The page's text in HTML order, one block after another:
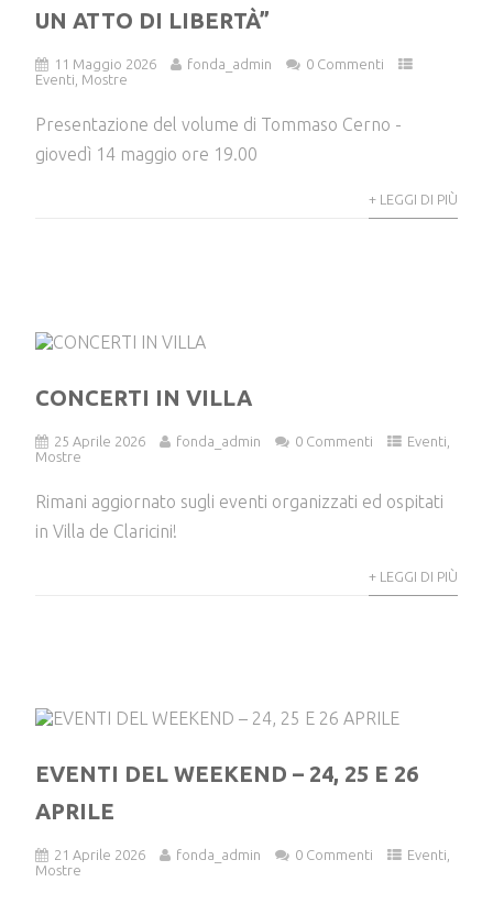
UN ATTO DI LIBERTÀ”
11 Maggio 2026 fonda_admin
0 Commenti
Eventi Mostre
Presentazione del volume di Tommaso Cerno -
giovedì 14 maggio ore 19.00
+ LEGGI DI PIÙ
CONCERTI IN VILLA
25 Aprile 2026 fonda_admin 0 Commenti Eventi
Mostre
Rimani aggiornato sugli eventi organizzati ed ospitati
in Villa de Claricini!
+ LEGGI DI PIÙ
EVENTI DEL WEEKEND – 24, 25 E 26
APRILE
21 Aprile 2026 fonda_admin 0 Commenti Eventi
Mostre